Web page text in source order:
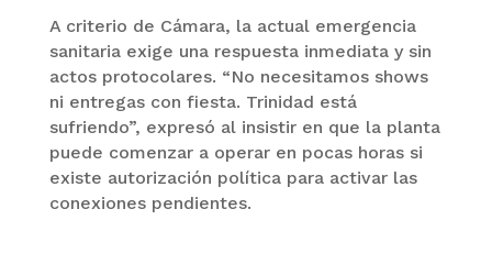
A criterio de Cámara, la actual emergencia
sanitaria exige una respuesta inmediata y sin
actos protocolares. “No necesitamos shows
ni entregas con fiesta. Trinidad está
sufriendo”, expresó al insistir en que la planta
puede comenzar a operar en pocas horas si
existe autorización política para activar las
conexiones pendientes.